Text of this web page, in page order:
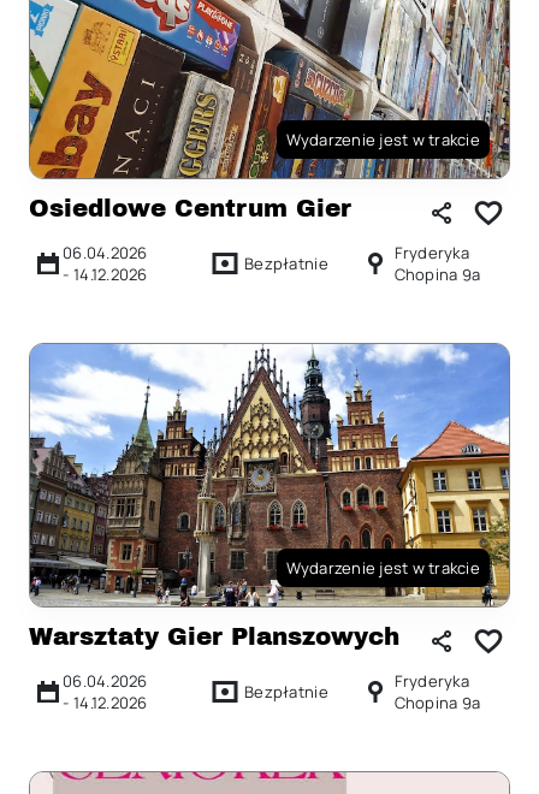
Wydarzenie jest w trakcie
Osiedlowe Centrum Gier
06.04.2026
- 14.12.2026 Bezpłatnie
Fryderyka
Chopina 9a
Wydarzenie jest w trakcie
Warsztaty Gier Planszowych
06.04.2026
- 14.12.2026 Bezpłatnie
Fryderyka
Chopina 9a